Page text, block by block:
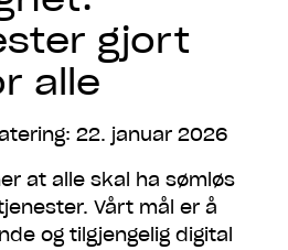
gjort
alle
22. januar 2026
at alle skal ha sømløs
Vårt mål er å
og tilgjengelig digital